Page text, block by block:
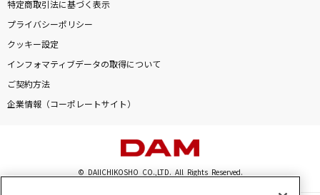
特定商取引法に基づく表示
プライバシーポリシー
クッキー設定
インフォマティブデータの取得について
ご契約方法
企業情報（コーポレートサイト）
© DAIICHIKOSHO CO.,LTD. All Rights Reserved.